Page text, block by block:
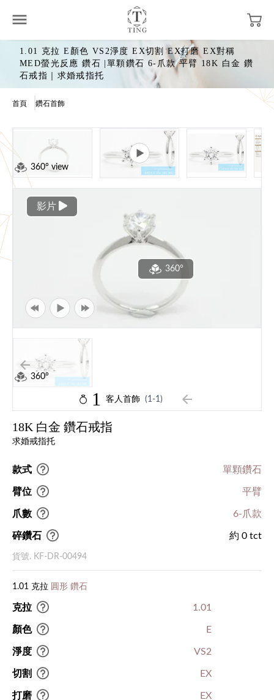
1.01 克拉 E顏色 VS2淨度 EX切割 EX打磨 EX對稱
MED螢光反應 鑽石 |單顆鑽石 6-爪款 平臂 18K 白金 鑽
石戒指｜求婚戒指托
首頁 鑽石首飾
360° view
影片
360°
360°
1 客人首飾 (1-1)
18K 白金 鑽石戒指
求婚戒指托
款式 單顆鑽石
臂位 平臂
爪數 6-爪款
碎鑽石 約 0 tct
貨號. KF-DR-00494
1.01 克拉 圓形 鑽石
克拉 1.01
顏色 E
淨度 VS2
切割 EX
打磨 EX